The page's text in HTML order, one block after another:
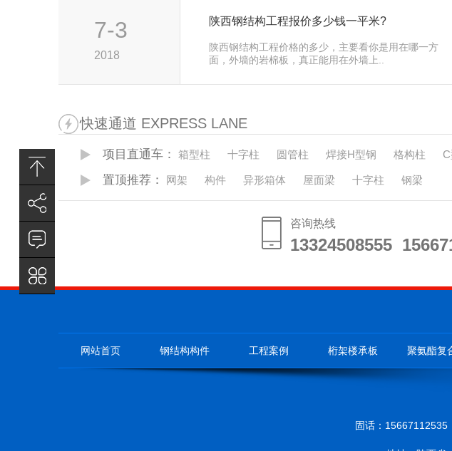
7-3
2018
陕西钢结构工程报价多少钱一平米?
陕西钢结构工程价格的多少，主要看你是用在哪一方
面，外墙的岩棉板，真正能用在外墙上..
快速通道 EXPRESS LANE
项目直通车： 箱型柱 十字柱 圆管柱 焊接H型钢 格构柱
置顶推荐： 网架 构件 异形箱体 屋面梁 十字柱 钢梁
咨询热线
13324508555
13324508555
网站首页 钢结构构件 工程案例 桁架楼承板 聚氨酯复
固话：